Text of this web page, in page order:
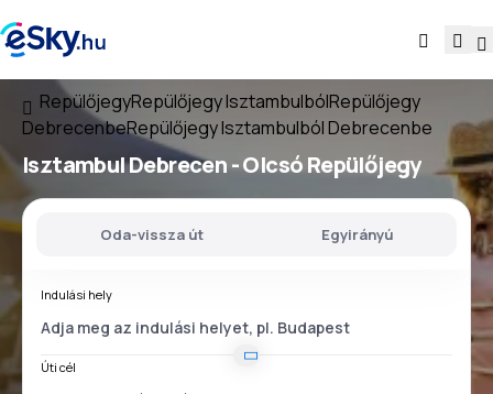
RepülőjegyRepülőjegy IsztambulbólRepülőjegy
DebrecenbeRepülőjegy Isztambulból Debrecenbe
Isztambul Debrecen- Olcsó Repülőjegy
Oda-vissza út Egyirányú
Indulási hely
Úti cél